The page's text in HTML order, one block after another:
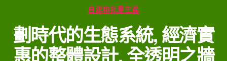
莢
太
陽
火
分
類
自建和批量生產
劃時代的生態系統, 經濟實
惠的整體設計, 全透明之牆